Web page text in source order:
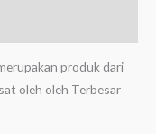
produk dari
oleh oleh Terbesar